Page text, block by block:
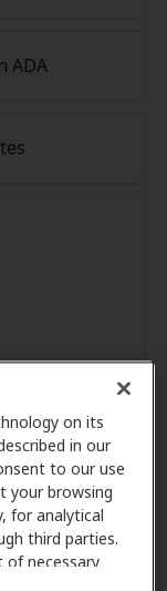
on its
in our
to our use
your browsing
for analytical
third parties.
necessary
ADA